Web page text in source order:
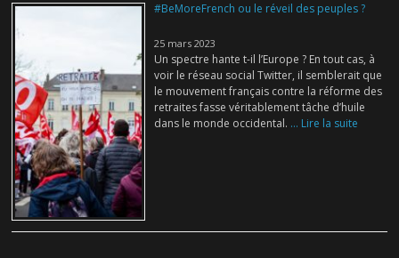
#BeMoreFrench ou le réveil des peuples ?
25 mars 2023
Un spectre hante t-il l’Europe ? En tout cas, à
voir le réseau social Twitter, il semblerait que
le mouvement français contre la réforme des
retraites fasse véritablement tâche d’huile
dans le monde occidental. ... Lire la suite